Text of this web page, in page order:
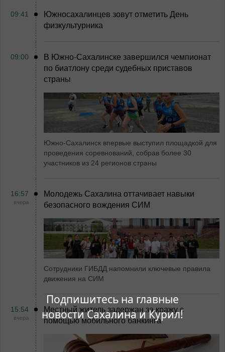
Подпишитесь на главные
новости Сахалина и Курил!
09:41
Южносахалинцев зовут отметить День
физкультурника
09:00
В Южно-Сахалинске завершился чемпионат
по биатлону среди судебных приставов
страны
Южно-Сахалинск впервые выступил площадкой для
проведения соревнований, собрав более 30
участников из 24 регионов страны
16:57
вчера
Молодежь Сахалина оттачивает навыки
безопасного вождения СИМ
Сотрудники ГИБДД напомнили ключевые правила
движения на СИМ
15:54
вчера
Местный житель задержан за кражу с
помощью мобильного банкинга